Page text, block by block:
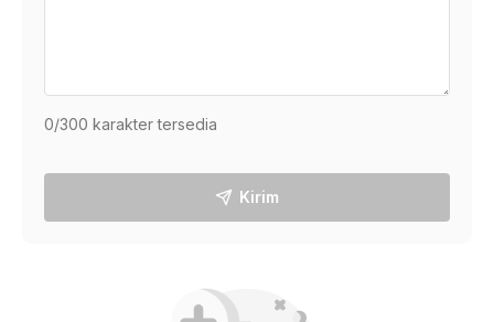
0/300 karakter tersedia
Kirim